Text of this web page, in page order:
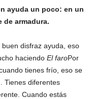
ayuda un poco: en un
de armadura.
disfraz ayuda, eso
haciendo El faroPor
tienes frío, eso se
Tienes diferentes
Cuando estás